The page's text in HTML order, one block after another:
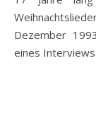
Dezember
eines